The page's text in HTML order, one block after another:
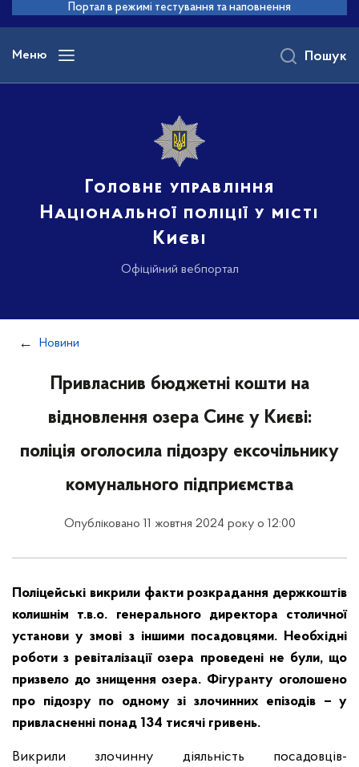
основного
вмісту
Портал в режимі тестування та наповнення
Меню
Головне управління
Національної поліції у місті
Києві
Офіційний вебпортал
Пошук
Новини
Привласнив бюджетні кошти на
відновлення озера Синє у Києві:
поліція оголосила підозру ексочільнику
комунального підприємства
Опубліковано 11 жовтня 2024 року о 12:00
Поліцейські викрили факти розкрадання держкоштів
колишнім т.в.о. генерального директора столичної
установи у змові з іншими посадовцями. Необхідні
роботи з ревіталізації озера проведені не були, що
призвело до знищення озера. Фігуранту оголошено
про підозру по одному зі злочинних епізодів – у
привласненні понад 134 тисячі гривень.
Викрили злочинну діяльність посадовців-